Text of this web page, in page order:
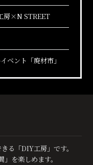
房×N STREET
ベント「廃材市」
る「DIY工房」です。
を楽しめます。